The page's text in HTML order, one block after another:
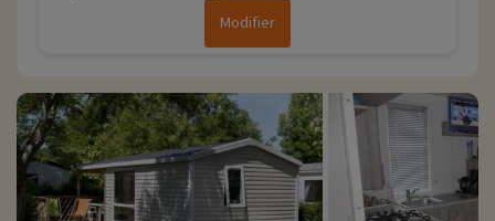
Modifier